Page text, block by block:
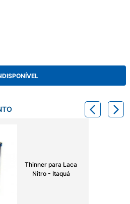
Thinner para Laca
Nitro - Itaquá